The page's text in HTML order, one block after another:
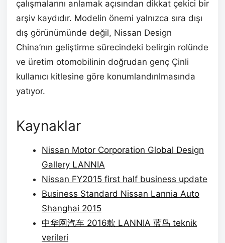
çalışmalarını anlamak açısından dikkat çekici bir
arşiv kaydıdır. Modelin önemi yalnızca sıra dışı
dış görünümünde değil, Nissan Design
China’nın geliştirme sürecindeki belirgin rolünde
ve üretim otomobilinin doğrudan genç Çinli
kullanıcı kitlesine göre konumlandırılmasında
yatıyor.
Kaynaklar
Nissan Motor Corporation Global Design
Gallery LANNIA
Nissan FY2015 first half business update
Business Standard Nissan Lannia Auto
Shanghai 2015
中华网汽车 2016款 LANNIA 蓝鸟 teknik
verileri